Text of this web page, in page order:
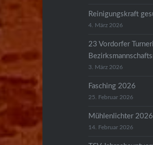
Reinigungskraft
4. März 2026
23 Vordorfer
3. März 2026
Fasching 2026
25. Februar 2026
Mühlenlichter 2026
14. Februar 2026